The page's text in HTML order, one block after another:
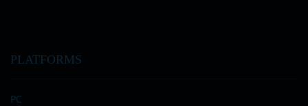
PLATFORMS
PC